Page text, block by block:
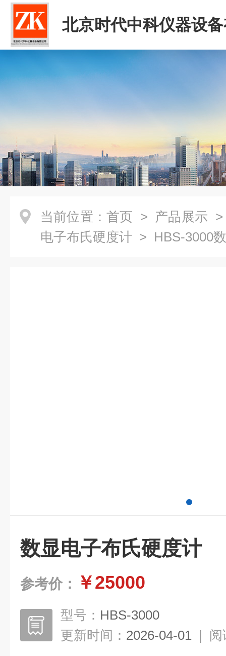
北京时代中科仪器设
司
当前位置： 首页 > 产品展示
电子布氏硬度计 > HBS-3000
数显电子布氏硬度计
参考价： ￥25000
型号： HBS-3000
更新时间： 2026-04-01 | 阅